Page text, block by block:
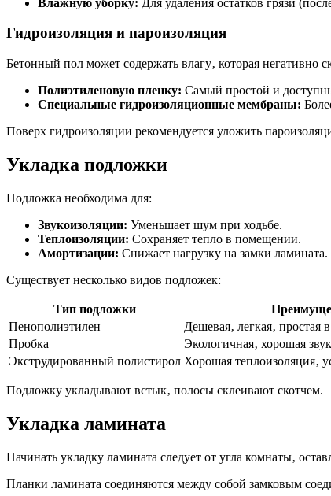
Гидроизоляция и пароизоляция
Бетонный пол может содержать влагу‚ которая
Полиэтиленовую пленку: Самый простой и
Специальные гидроизоляционные мембраны:
Поверх гидроизоляции рекомендуется уложить
Укладка подложки
Подложка необходима для:
Звукоизоляции: Уменьшает шум при ходьбе.
Теплоизоляции: Сохраняет тепло в помещении.
Амортизации: Снижает нагрузку на замки ламината.
Существует несколько видов подложек:
Тип подложки
Пенополиэтилен
Дешевая‚ легкая‚ простая
Пробка
Экологичная‚ хорошая
Экструдированный полистирол Хорошая теплоизоляция‚
Подложку укладывают встык‚ полосы склеивают скотчем.
Укладка ламината
Начинать укладку ламината следует от угла комнаты‚
Планки ламината соединяются между собой замковым